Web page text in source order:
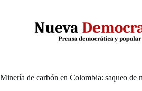
Minería de carbón en Colombia: saqueo de